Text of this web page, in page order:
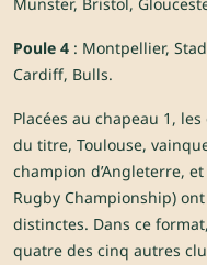
Poule 4 : Montpellier,
Cardiff, Bulls.
Placées au chapeau 1,
du titre, Toulouse,
champion d’Angleterre,
Rugby Championship)
distinctes. Dans ce
quatre des cinq autres